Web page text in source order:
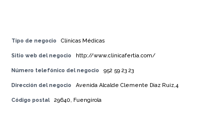
Tipo de negocio Clínicas Médicas
Sitio web del negocio http://www.clinicafertia.com/
Número telefónico del negocio 952 59 23 23
Dirección del negocio Avenida Alcalde Clemente Diaz Ruiz,4
Código postal 29640, Fuengirola